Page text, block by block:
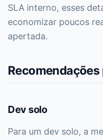
SLA interno, esses
economizar poucos
apertada.
Dev solo
Para um dev solo, a